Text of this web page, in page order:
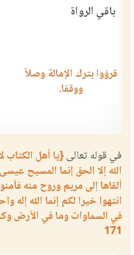
باقي الرواة
قرؤوا بترك الإمالة وصلاً
ووقفا.
في قوله تعالى{يا أهل الكتاب
الله إلا الحق إنما المسيح
ألقاها إلى مريم وروح منه
انتهوا خيرا لكم إنما الله إله
في السماوات وما في الأرض
171